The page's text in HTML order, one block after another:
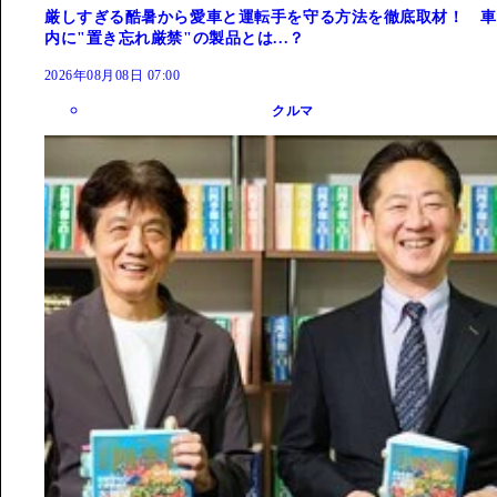
厳しすぎる酷暑から愛車と運転手を守る方法を徹底取材！ 車
内に"置き忘れ厳禁"の製品とは...？
2026年08月08日 07:00
クルマ